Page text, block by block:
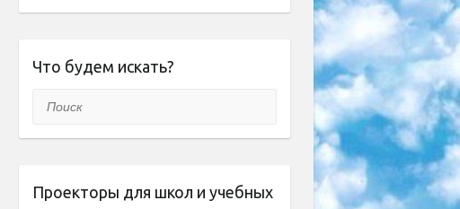
Что будем искать?
Поиск
Проекторы для школ и учебных